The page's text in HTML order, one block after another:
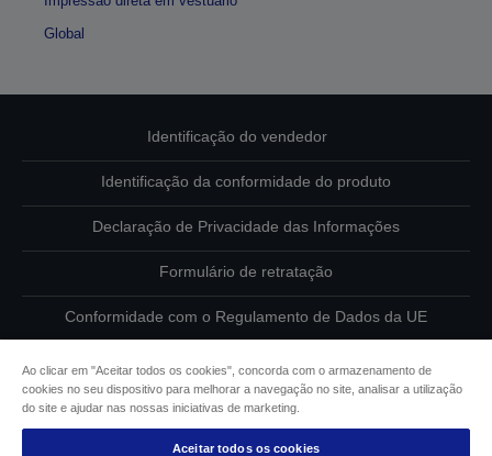
Global
Identificação do vendedor
Identificação da conformidade do produto
Declaração de Privacidade das Informações
Formulário de retratação
Conformidade com o Regulamento de Dados da UE
Contacte-nos sobre os seus dados
Informações sobre cookies
Compromisso da Epson para com a acessibilidade
Ao clicar em "Aceitar todos os cookies", concorda com o armazenamento de
cookies no seu dispositivo para melhorar a navegação no site, analisar a utilização
do site e ajudar nas nossas iniciativas de marketing.
Aceitar todos os cookies